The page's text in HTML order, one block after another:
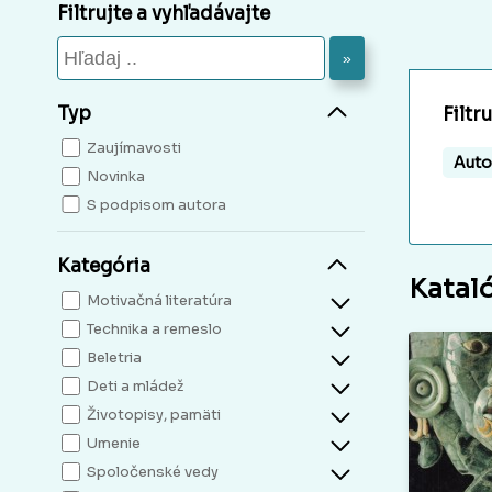
Filtrujte a vyhľadávajte
»
Typ
Zaujímavosti
Novinka
S podpisom autora
Kategória
Motivačná literatúra
Technika a remeslo
Beletria
Deti a mládež
Životopisy, pamäti
Umenie
Spoločenské vedy